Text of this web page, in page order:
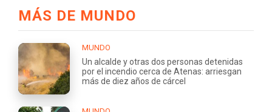
MÁS DE MUNDO
MUNDO
Un alcalde y otras dos personas detenidas
por el incendio cerca de Atenas: arriesgan
más de diez años de cárcel